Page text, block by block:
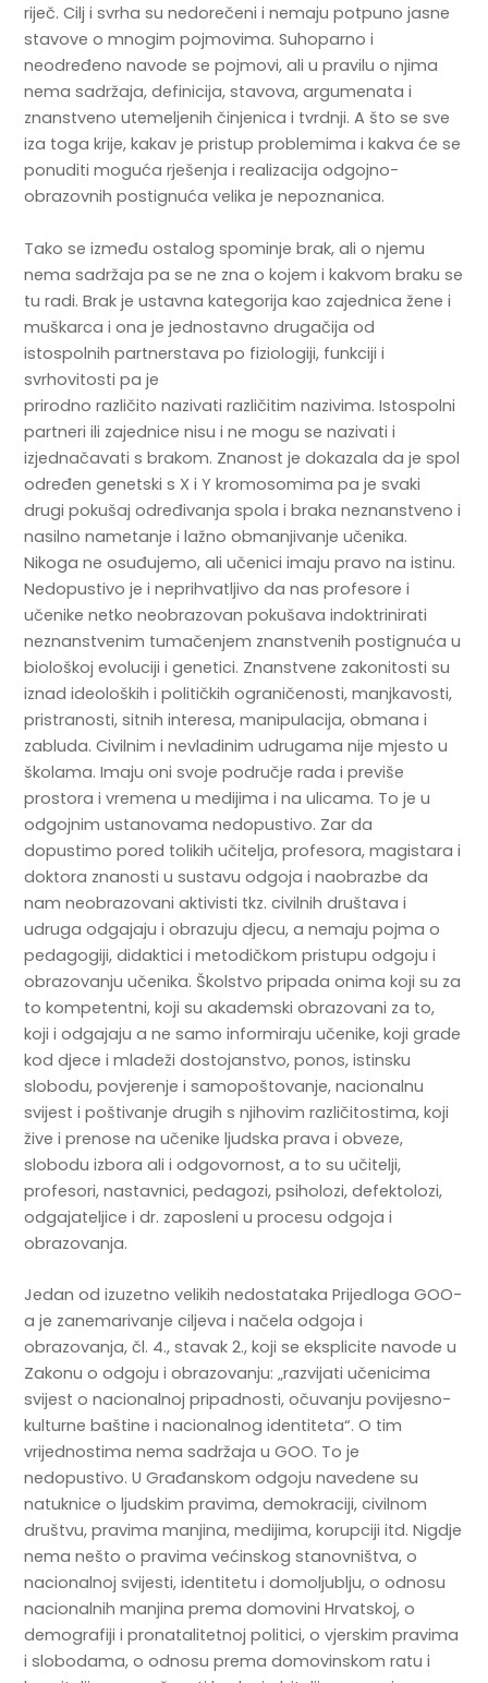
riječ. Cilj i svrha su nedorečeni i nemaju potpuno jasne
stavove o mnogim pojmovima. Suhoparno i
neodređeno navode se pojmovi, ali u pravilu o njima
nema sadržaja, definicija, stavova, argumenata i
znanstveno utemeljenih činjenica i tvrdnji. A što se sve
iza toga krije, kakav je pristup problemima i kakva će se
ponuditi moguća rješenja i realizacija odgojno-
obrazovnih postignuća velika je nepoznanica.
Tako se između ostalog spominje brak, ali o njemu
nema sadržaja pa se ne zna o kojem i kakvom braku se
tu radi. Brak je ustavna kategorija kao zajednica žene i
muškarca i ona je jednostavno drugačija od
istospolnih partnerstava po fiziologiji, funkciji i
svrhovitosti pa je
prirodno različito nazivati različitim nazivima. Istospolni
partneri ili zajednice nisu i ne mogu se nazivati i
izjednačavati s brakom. Znanost je dokazala da je spol
određen genetski s X i Y kromosomima pa je svaki
drugi pokušaj određivanja spola i braka neznanstveno i
nasilno nametanje i lažno obmanjivanje učenika.
Nikoga ne osuđujemo, ali učenici imaju pravo na istinu.
Nedopustivo je i neprihvatljivo da nas profesore i
učenike netko neobrazovan pokušava indoktrinirati
neznanstvenim tumačenjem znanstvenih postignuća u
biološkoj evoluciji i genetici. Znanstvene zakonitosti su
iznad ideoloških i političkih ograničenosti, manjkavosti,
pristranosti, sitnih interesa, manipulacija, obmana i
zabluda. Civilnim i nevladinim udrugama nije mjesto u
školama. Imaju oni svoje područje rada i previše
prostora i vremena u medijima i na ulicama. To je u
odgojnim ustanovama nedopustivo. Zar da
dopustimo pored tolikih učitelja, profesora, magistara i
doktora znanosti u sustavu odgoja i naobrazbe da
nam neobrazovani aktivisti tkz. civilnih društava i
udruga odgajaju i obrazuju djecu, a nemaju pojma o
pedagogiji, didaktici i metodičkom pristupu odgoju i
obrazovanju učenika. Školstvo pripada onima koji su za
to kompetentni, koji su akademski obrazovani za to,
koji i odgajaju a ne samo informiraju učenike, koji grade
kod djece i mladeži dostojanstvo, ponos, istinsku
slobodu, povjerenje i samopoštovanje, nacionalnu
svijest i poštivanje drugih s njihovim različitostima, koji
žive i prenose na učenike ljudska prava i obveze,
slobodu izbora ali i odgovornost, a to su učitelji,
profesori, nastavnici, pedagozi, psiholozi, defektolozi,
odgajateljice i dr. zaposleni u procesu odgoja i
obrazovanja.
Jedan od izuzetno velikih nedostataka Prijedloga GOO-
a je zanemarivanje ciljeva i načela odgoja i
obrazovanja, čl. 4., stavak 2., koji se eksplicite navode u
Zakonu o odgoju i obrazovanju: „razvijati učenicima
svijest o nacionalnoj pripadnosti, očuvanju povijesno-
kulturne baštine i nacionalnog identiteta“. O tim
vrijednostima nema sadržaja u GOO. To je
nedopustivo. U Građanskom odgoju navedene su
natuknice o ljudskim pravima, demokraciji, civilnom
društvu, pravima manjina, medijima, korupciji itd. Nigdje
nema nešto o pravima većinskog stanovništva, o
nacionalnoj svijesti, identitetu i domoljublju, o odnosu
nacionalnih manjina prema domovini Hrvatskoj, o
demografiji i pronatalitetnoj politici, o vjerskim pravima
i slobodama, o odnosu prema domovinskom ratu i